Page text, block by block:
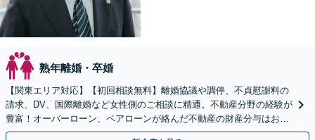
熟年離婚・卒婚
【関東エリア対応】【初回相談無料】離婚協議や調停、不貞慰謝料の
請求、DV、国際離婚など女性側のご相談に精通。不動産分野の経験が
豊富！オーバーローン、ペアローンが絡んだ不動産の財産分与はお任
せください【完全個室】【子連れ相談OK】